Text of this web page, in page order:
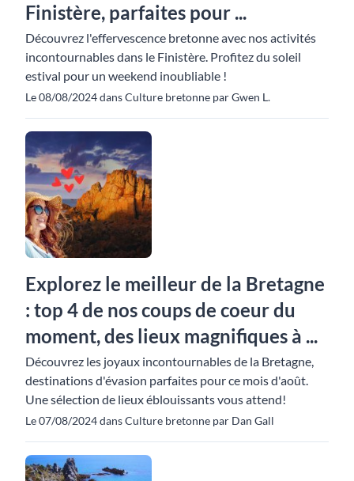
Finistère, parfaites pour ...
Découvrez l'effervescence bretonne avec nos activités
incontournables dans le Finistère. Profitez du soleil
estival pour un weekend inoubliable !
Le 08/08/2024 dans Culture bretonne par Gwen L.
Explorez le meilleur de la Bretagne
: top 4 de nos coups de coeur du
moment, des lieux magnifiques à ...
Découvrez les joyaux incontournables de la Bretagne,
destinations d'évasion parfaites pour ce mois d'août.
Une sélection de lieux éblouissants vous attend!
Le 07/08/2024 dans Culture bretonne par Dan Gall